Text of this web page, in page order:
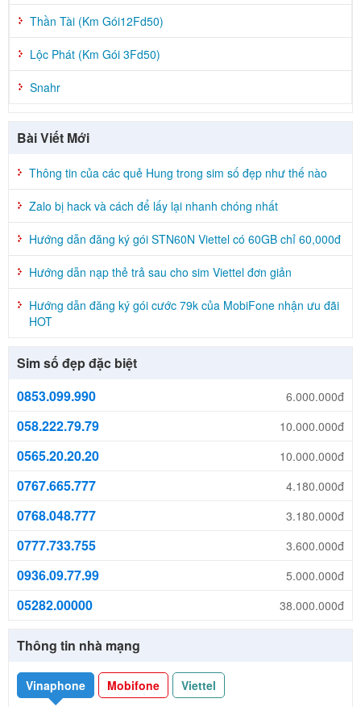
Thần Tài (Km Gói12Fd50)
Lộc Phát (Km Gói 3Fd50)
Snahr
Bài Viết Mới
Thông tin của các quẻ Hung trong sim số đẹp như thế nào
Zalo bị hack và cách để lấy lại nhanh chóng nhất
Hướng dẫn đăng ký gói STN60N Viettel có 60GB chỉ 60,000đ
Hướng dẫn nạp thẻ trả sau cho sim Viettel đơn giản
Hướng dẫn đăng ký gói cước 79k của MobiFone nhận ưu đãi
HOT
Sim số đẹp đặc biệt
0853.099.990
6.000.000đ
058.222.79.79 10.000.000đ
0565.20.20.20 10.000.000đ
0767.665.777 4.180.000đ
0768.048.777 3.180.000đ
0777.733.755 3.600.000đ
0936.09.77.99 5.000.000đ
05282.00000 38.000.000đ
Thông tin nhà mạng
Vinaphone Mobifone
Viettel